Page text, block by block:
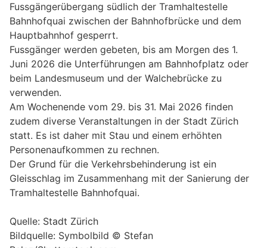
Fussgängerübergang südlich der Tramhaltestelle
Bahnhofquai zwischen der Bahnhofbrücke und dem
Hauptbahnhof gesperrt.
Fussgänger werden gebeten, bis am Morgen des 1.
Juni 2026 die Unterführungen am Bahnhofplatz oder
beim Landesmuseum und der Walchebrücke zu
verwenden.
Am Wochenende vom 29. bis 31. Mai 2026 finden
zudem diverse Veranstaltungen in der Stadt Zürich
statt. Es ist daher mit Stau und einem erhöhten
Personenaufkommen zu rechnen.
Der Grund für die Verkehrsbehinderung ist ein
Gleisschlag im Zusammenhang mit der Sanierung der
Tramhaltestelle Bahnhofquai.
Quelle: Stadt Zürich
Bildquelle: Symbolbild © Stefan